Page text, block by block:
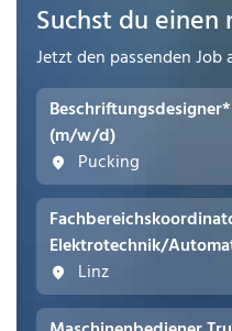
Suchst du einen
Jetzt den passenden
(m/w/d)
Pucking
Elektrotechnik/
Linz